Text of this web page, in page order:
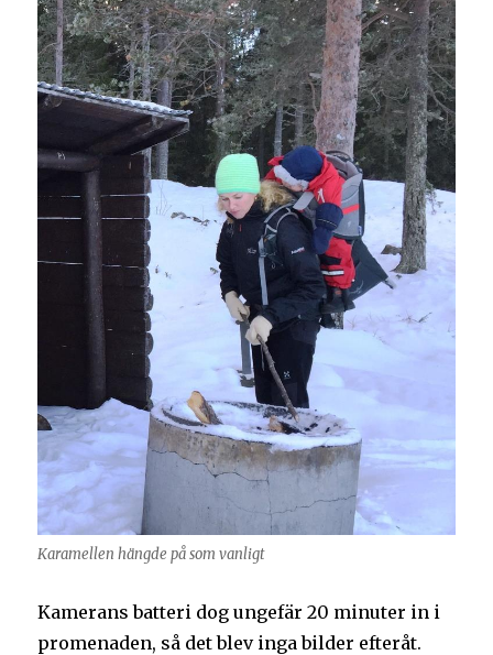
Karamellen hängde på som vanligt
Kamerans batteri dog ungefär 20 minuter in i
promenaden, så det blev inga bilder efteråt.